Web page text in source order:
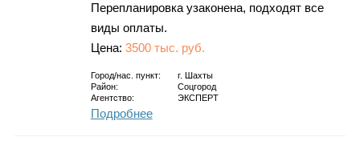
Перепланировка узаконена, подходят все
виды оплаты.
Цена: 3500 тыс. руб.
Город/нас. пункт: г.
Шахты
Район:
Соцгород
Агентство:
ЭКСПЕРТ
Подробнее